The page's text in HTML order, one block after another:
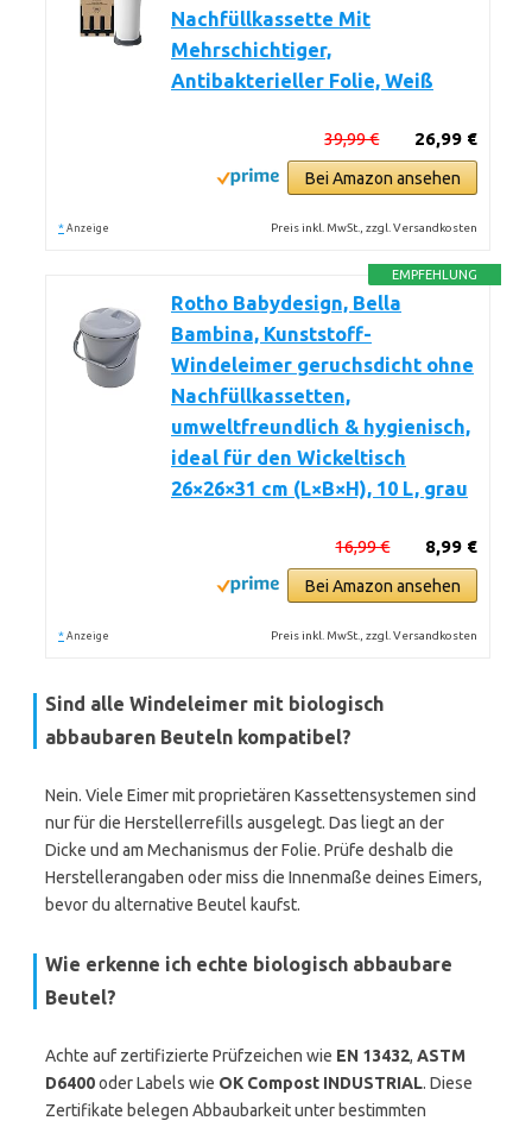
Nachfüllkassette Mit
Mehrschichtiger,
Antibakterieller Folie, Weiß
26,99 €
39,99 €
Bei Amazon ansehen
* Anzeige Preis inkl. MwSt., zzgl. Versandkosten
EMPFEHLUNG
Rotho Babydesign, Bella
Bambina, Kunststoff-
Windeleimer geruchsdicht ohne
Nachfüllkassetten,
umweltfreundlich & hygienisch,
ideal für den Wickeltisch
26×26×31 cm (L×B×H), 10 L, grau
8,99 €
16,99 €
Bei Amazon ansehen
* Anzeige Preis inkl. MwSt., zzgl. Versandkosten
Sind alle Windeleimer mit biologisch
abbaubaren Beuteln kompatibel?
Nein. Viele Eimer mit proprietären Kassettensystemen sind
nur für die Herstellerrefills ausgelegt. Das liegt an der
Dicke und am Mechanismus der Folie. Prüfe deshalb die
Herstellerangaben oder miss die Innenmaße deines Eimers,
bevor du alternative Beutel kaufst.
Wie erkenne ich echte biologisch abbaubare
Beutel?
Achte auf zertifizierte Prüfzeichen wie EN 13432, ASTM
D6400oder Labels wie OK Compost INDUSTRIAL. Diese
Zertifikate belegen Abbaubarkeit unter bestimmten